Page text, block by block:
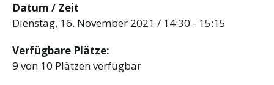
Datum / Zeit
Dienstag, 16. November 2021 / 14:30 - 15:15
Verfügbare Plätze:
9 von 10 Plätzen verfügbar